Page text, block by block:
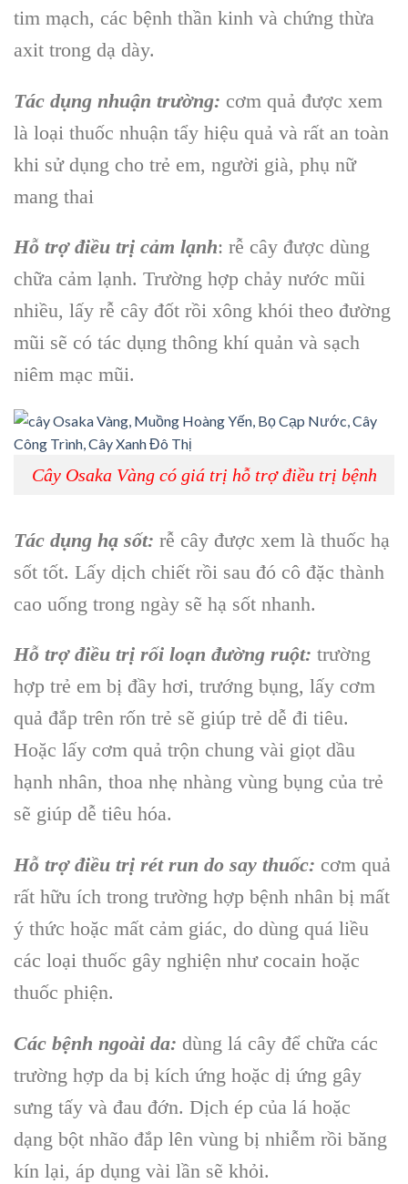
tim mạch, các bệnh thần kinh và chứng thừa
axit trong dạ dày.
Tác dụng nhuận trường: cơm quả được xem
là loại thuốc nhuận tẩy hiệu quả và rất an toàn
khi sử dụng cho trẻ em, người già, phụ nữ
mang thai
Hỗ trợ điều trị cảm lạnh: rễ cây được dùng
chữa cảm lạnh. Trường hợp chảy nước mũi
nhiều, lấy rễ cây đốt rồi xông khói theo đường
mũi sẽ có tác dụng thông khí quản và sạch
niêm mạc mũi.
Cây Osaka Vàng có giá trị hỗ trợ điều trị bệnh
Tác dụng hạ sốt: rễ cây được xem là thuốc hạ
sốt tốt. Lấy dịch chiết rồi sau đó cô đặc thành
cao uống trong ngày sẽ hạ sốt nhanh.
Hỗ trợ điều trị rối loạn đường ruột: trường
hợp trẻ em bị đầy hơi, trướng bụng, lấy cơm
quả đắp trên rốn trẻ sẽ giúp trẻ dễ đi tiêu.
Hoặc lấy cơm quả trộn chung vài giọt dầu
hạnh nhân, thoa nhẹ nhàng vùng bụng của trẻ
sẽ giúp dễ tiêu hóa.
Hỗ trợ điều trị rét run do say thuốc: cơm quả
rất hữu ích trong trường hợp bệnh nhân bị mất
ý thức hoặc mất cảm giác, do dùng quá liều
các loại thuốc gây nghiện như cocain hoặc
thuốc phiện.
Các bệnh ngoài da: dùng lá cây để chữa các
trường hợp da bị kích ứng hoặc dị ứng gây
sưng tấy và đau đớn. Dịch ép của lá hoặc
dạng bột nhão đắp lên vùng bị nhiễm rồi băng
kín lại, áp dụng vài lần sẽ khỏi.